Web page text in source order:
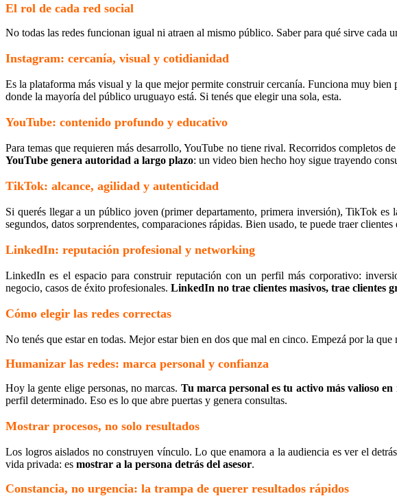
El rol de cada red social
No todas las redes funcionan igual ni atraen al mismo público. Saber para qué sirve cada
Instagram: cercanía, visual y cotidianidad
Es la plataforma más visual y la que mejor permite construir cercanía. Funciona muy
donde la mayoría del público uruguayo está. Si tenés que elegir una sola, esta.
YouTube: contenido profundo y educativo
Para temas que requieren más desarrollo, YouTube no tiene rival. Recorridos completos
YouTube genera autoridad a largo plazo: un video bien hecho hoy sigue trayendo
TikTok: alcance, agilidad y autenticidad
Si querés llegar a un público joven (primer departamento, primera inversión), TikTok
segundos, datos sorprendentes, comparaciones rápidas. Bien usado, te puede traer
LinkedIn: reputación profesional y networking
LinkedIn es el espacio para construir reputación con un perfil más corporativo:
negocio, casos de éxito profesionales. LinkedIn no trae clientes masivos, trae clientes
Cómo elegir las redes correctas
No tenés que estar en todas. Mejor estar bien en dos que mal en cinco. Empezá por la
Humanizar las redes: marca personal y confianza
Hoy la gente elige personas, no marcas. Tu marca personal es tu activo más valioso en
perfil determinado. Eso es lo que abre puertas y genera consultas.
Mostrar procesos, no solo resultados
Los logros aislados no construyen vínculo. Lo que enamora a la audiencia es ver el
vida privada: es mostrar a la persona detrás del asesor.
Constancia, no urgencia: la trampa de querer resultados rápidos